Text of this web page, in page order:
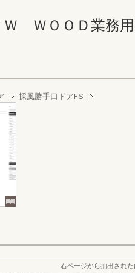
Ｗ ＷＯＯＤ業務
採風勝手口ドアFS
右ページから抽出され